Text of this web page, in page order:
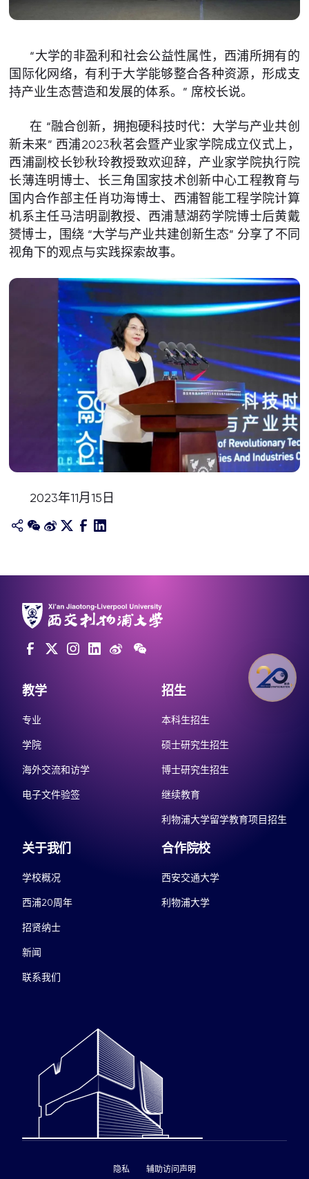
“大学的非盈利和社会公益性属性，西浦所拥有的
国际化网络，有利于大学能够整合各种资源，形成支
持产业生态营造和发展的体系。” 席校长说。
在 “融合创新，拥抱硬科技时代：大学与产业共创
新未来” 西浦2023秋茗会暨产业家学院成立仪式上，
西浦副校长钞秋玲教授致欢迎辞，产业家学院执行院
长薄连明博士、长三角国家技术创新中心工程教育与
国内合作部主任肖功海博士、西浦智能工程学院计算
机系主任马洁明副教授、西浦慧湖药学院博士后黄戴
赟博士，围绕 “大学与产业共建创新生态” 分享了不同
视角下的观点与实践探索故事。
2023年11月15日
教学
专业
学院
海外交流和访学
电子文件验签
招生
本科生招生
硕士研究生招生
博士研究生招生
继续教育
利物浦大学留学教育项目招生
关于我们
学校概况
西浦20周年
招贤纳士
新闻
联系我们
合作院校
西安交通大学
利物浦大学
隐私 辅助访问声明